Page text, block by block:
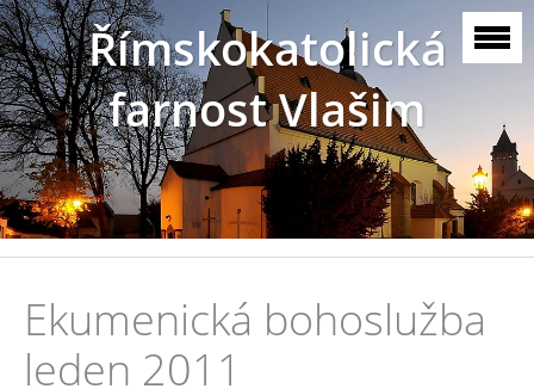
Římskokatolická
farnost Vlašim
Ekumenická bohoslužba
leden 2011